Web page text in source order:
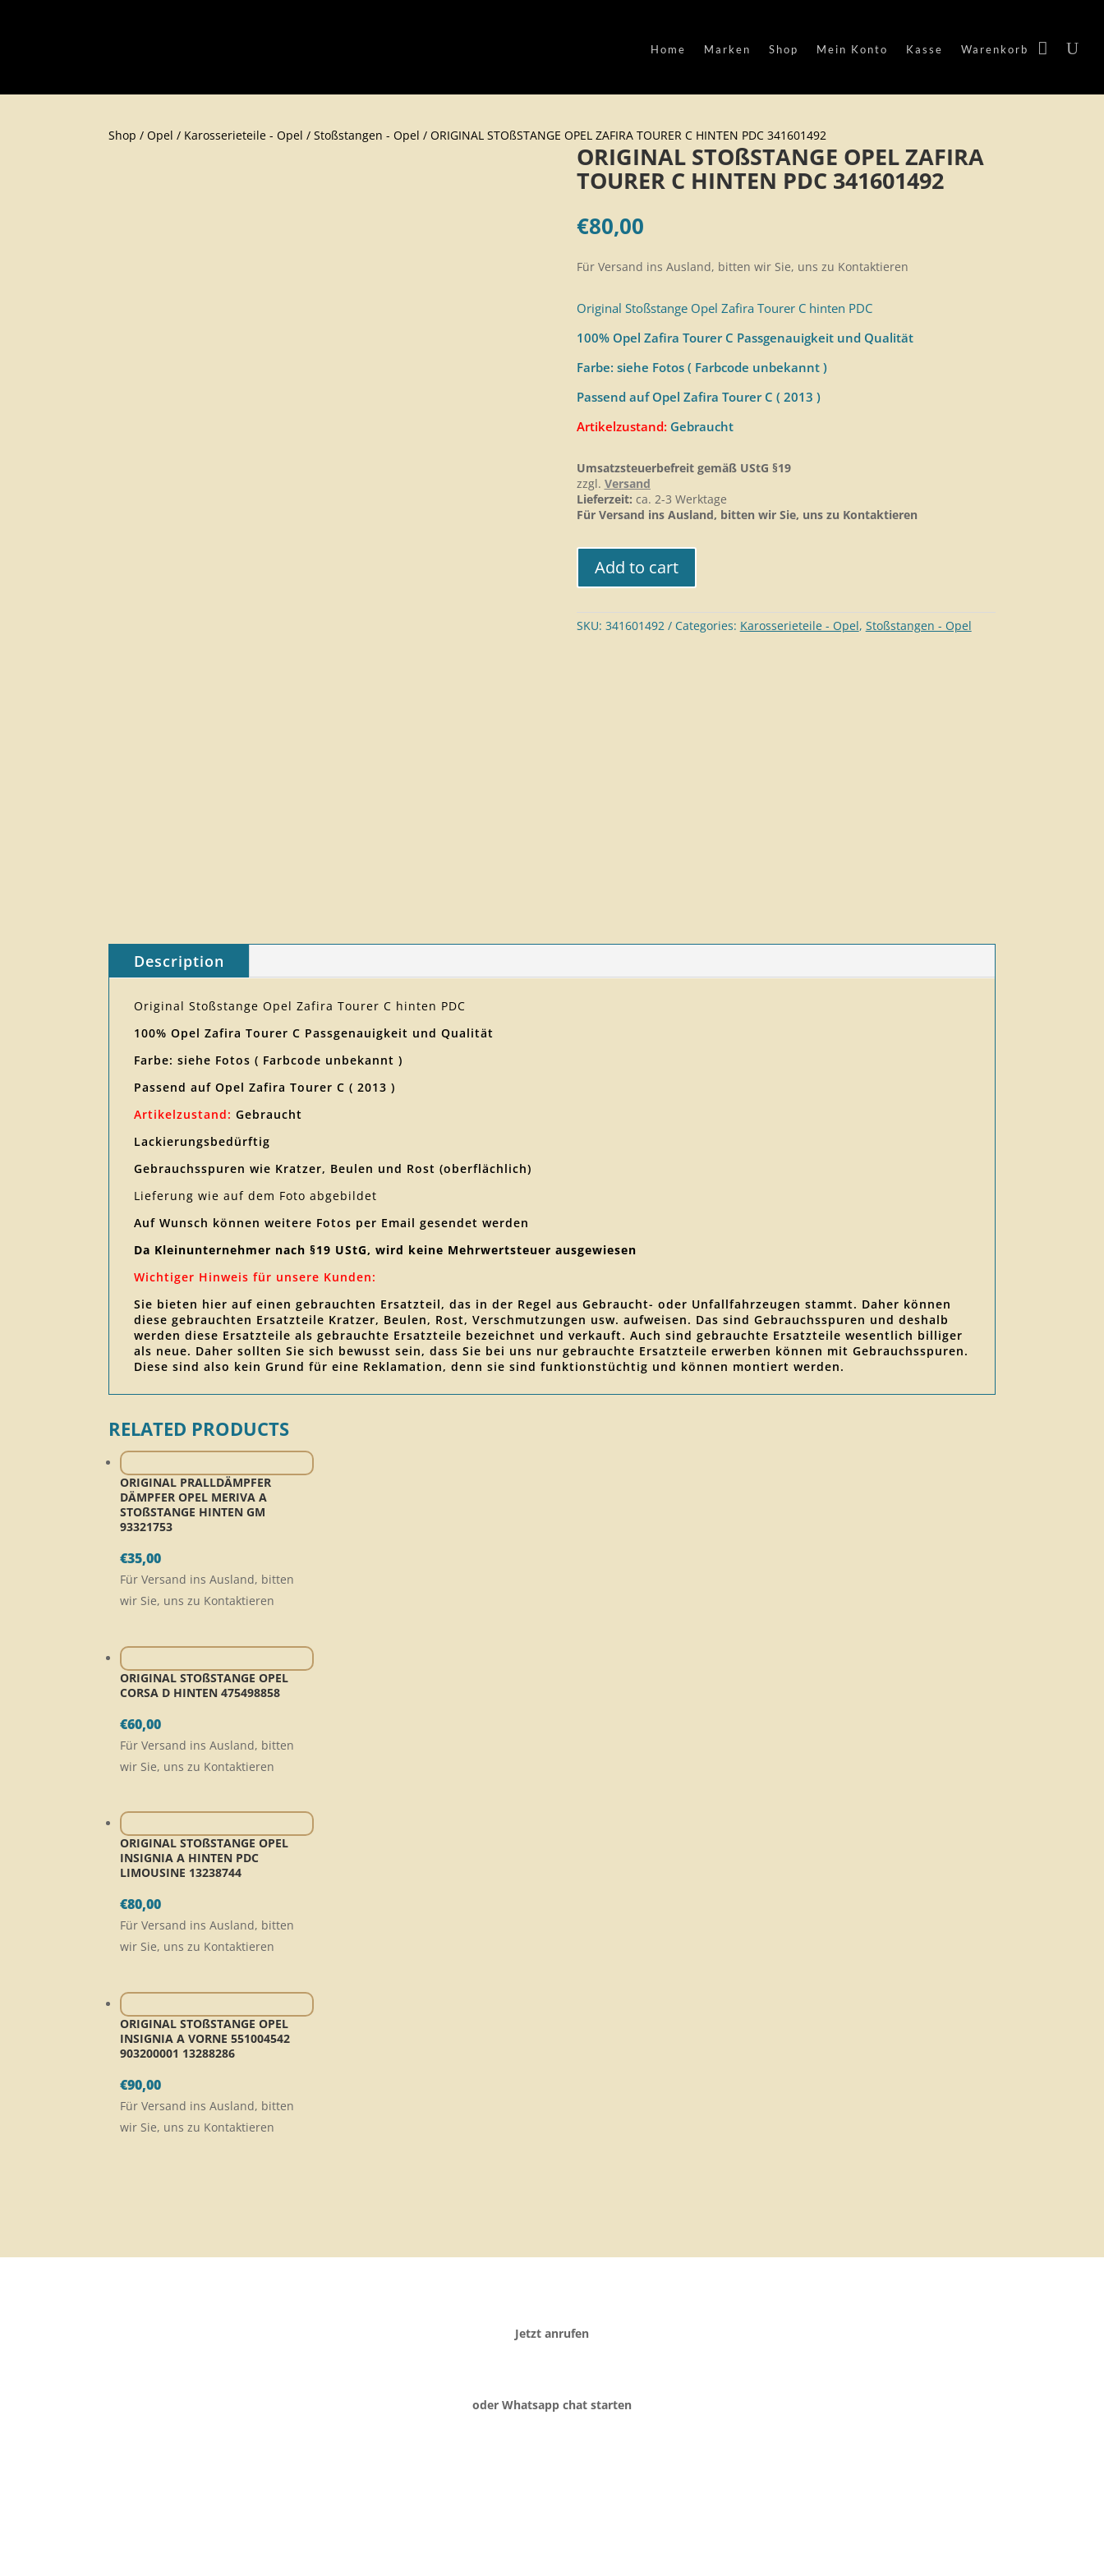
Home Marken Shop Mein Konto Kasse Warenkorb
Shop / Opel / Karosserieteil​e - Opel / Stoßstangen - Opel / ORIGINAL STOßSTANGE OPEL ZAFIRA TOURER C HINTEN PDC 341601492
ORIGINAL STOßSTANGE OPEL ZAFIRA
TOURER C HINTEN PDC 341601492
€80,00
Für Versand ins Ausland, bitten wir Sie, uns zu Kontaktieren
Original Stoßstange Opel Zafira Tourer C hinten PDC
100% Opel Zafira Tourer C Passgenauigkeit und Qualität
Farbe: siehe Fotos ( Farbcode unbekannt )
Passend auf Opel Zafira Tourer C ( 2013 )
Artikelzustand: Gebraucht
Umsatzsteuerbefreit gemäß UStG §19
zzgl. Versand
Lieferzeit: ca. 2-3 Werktage
Für Versand ins Ausland, bitten wir Sie, uns zu Kontaktieren
Add to cart
SKU: 341601492 Categories: Karosserieteil​e - Opel, Stoßstangen - Opel
Description
Original Stoßstange Opel Zafira Tourer C hinten PDC
100% Opel Zafira Tourer C Passgenauigkeit und Qualität
Farbe: siehe Fotos ( Farbcode unbekannt )
Passend auf Opel Zafira Tourer C ( 2013 )
Artikelzustand: Gebraucht
Lackierungsbedürftig
Gebrauchsspuren wie Kratzer, Beulen und Rost (oberflächlich)
Lieferung wie auf dem Foto abgebildet
Auf Wunsch können weitere Fotos per Email gesendet werden
Da Kleinunternehmer nach §19 UStG, wird keine Mehrwertsteuer ausgewiesen
Wichtiger Hinweis für unsere Kunden:
Sie bieten hier auf einen gebrauchten Ersatzteil, das in der Regel aus Gebraucht- oder Unfallfahrzeugen stammt. Daher können
diese gebrauchten Ersatzteile Kratzer, Beulen, Rost, Verschmutzungen usw. aufweisen. Das sind Gebrauchsspuren und deshalb
werden diese Ersatzteile als gebrauchte Ersatzteile bezeichnet und verkauft. Auch sind gebrauchte Ersatzteile wesentlich billiger
als neue. Daher sollten Sie sich bewusst sein, dass Sie bei uns nur gebrauchte Ersatzteile erwerben können mit Gebrauchsspuren.
Diese sind also kein Grund für eine Reklamation, denn sie sind funktionstüchtig und können montiert werden.
RELATED PRODUCTS
ORIGINAL PRALLDÄMPFER
DÄMPFER OPEL MERIVA A
STOßSTANGE HINTEN GM
93321753
€35,00
Für Versand ins Ausland, bitten
wir Sie, uns zu Kontaktieren
ORIGINAL STOßSTANGE OPEL
CORSA D HINTEN 475498858
€60,00
Für Versand ins Ausland, bitten
wir Sie, uns zu Kontaktieren
ORIGINAL STOßSTANGE OPEL
INSIGNIA A HINTEN PDC
LIMOUSINE 13238744
€80,00
Für Versand ins Ausland, bitten
wir Sie, uns zu Kontaktieren
ORIGINAL STOßSTANGE OPEL
INSIGNIA A VORNE 551004542
903200001 13288286
€90,00
Für Versand ins Ausland, bitten
wir Sie, uns zu Kontaktieren
Jetzt anrufen
oder Whatsapp chat starten